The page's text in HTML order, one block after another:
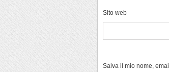
Sito web
Salva il mio nome,